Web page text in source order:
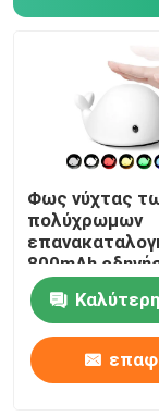
Φως νύχτας
Λάμπες
οδηγημένος
Κρυστάλλινο
Φως νυκτός
Λαμπτήρας
Φως νύχτας
πολύχρωμων
800mAh
σιλικόνης για
διακοσμητικό
δωμάτιο